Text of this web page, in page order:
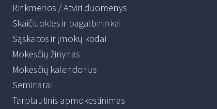
Rinkmenos / Atviri duomenys
Skaičiuoklės ir pagalbininkai
Sąskaitos ir įmokų kodai
Mokesčių žinynas
Mokesčių kalendorius
Seminarai
Tarptautinis apmokestinimas